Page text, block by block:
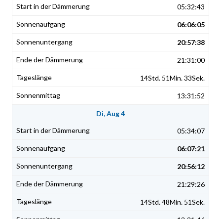
05:32:43
06:06:05
20:57:38
21:31:00
14Std. 51Min. 33Sek.
13:31:52
Di, Aug 4
05:34:07
06:07:21
20:56:12
21:29:26
14Std. 48Min. 51Sek.